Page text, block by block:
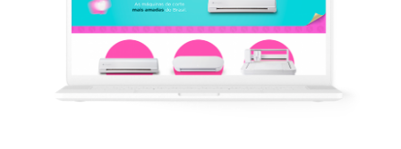
Léia Pastori